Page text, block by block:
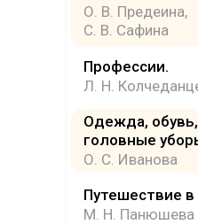
О. В. Предеина,
С. В. Сафина
Профессии.
Л. Н.
Одежда, обувь,
головные
О. С. Иванова
Путешествие в
М. Н. Панюшева